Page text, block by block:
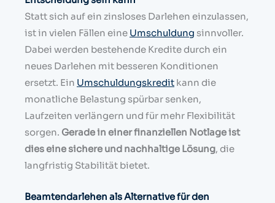
Statt sich auf ein zinsloses Darlehen einzulassen,
ist in vielen Fällen eine Umschuldung sinnvoller.
Dabei werden bestehende Kredite durch ein
neues Darlehen mit besseren Konditionen
ersetzt. Ein Umschuldungskredit kann die
monatliche Belastung spürbar senken,
Laufzeiten verlängern und für mehr Flexibilität
sorgen. Gerade in einer finanziellen Notlage ist
dies eine sichere und nachhaltige Lösung, die
langfristig Stabilität bietet.
Beamtendarlehen als Alternative für den